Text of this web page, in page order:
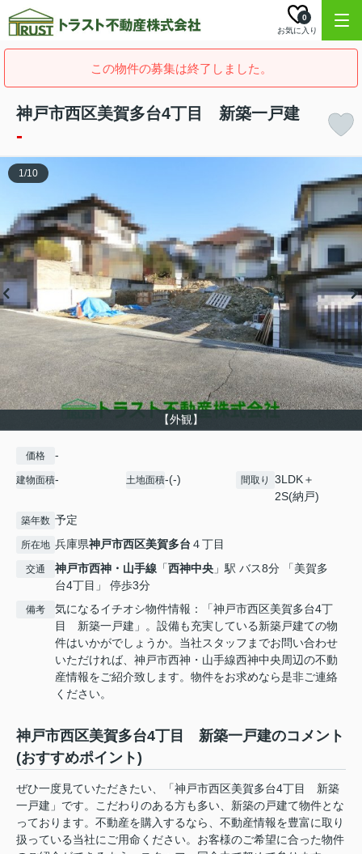
お気に入り
0
この物件の募集は終了しました。
神戸市西区美賀多台4丁目 新築一戸建
-
【外観】
1/10
価格 -
建物面積- 土地面積-(-) 間取り
3LDK＋
2S(納戸)
築年数 予定
所在地 兵庫県神戸市西区美賀多台 ４丁目
交通 神戸市西神・山手線 「西神中央 」駅 バス8分 「美賀多
台4丁目」 停歩3分
備考
気になるイチオシ物件情報：「神戸市西区美賀多台4丁
目 新築一戸建」。設備も充実している新築戸建ての物
件はいかがでしょうか。当社スタッフまでお問い合わせ
いただければ、神戸市西神・山手線西神中央周辺の不動
産情報をご紹介致します。物件をお求めなら是非ご連絡
ください。
神戸市西区美賀多台4丁目 新築一戸建のコメント
(おすすめポイント)
ぜひ一度見ていただきたい、「神戸市西区美賀多台4丁目 新築
一戸建」です。こだわりのある方も多い、新築の戸建て物件とな
っております。不動産を購入するなら、不動産情報を豊富に取り
扱っている当社にご用命ください。お客様のご希望に合った物件